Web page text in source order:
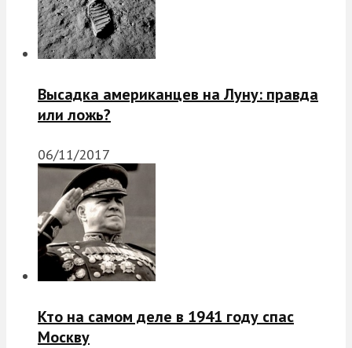
Высадка американцев на Луну: правда
или ложь?
06/11/2017
Кто на самом деле в 1941 году спас
Москву